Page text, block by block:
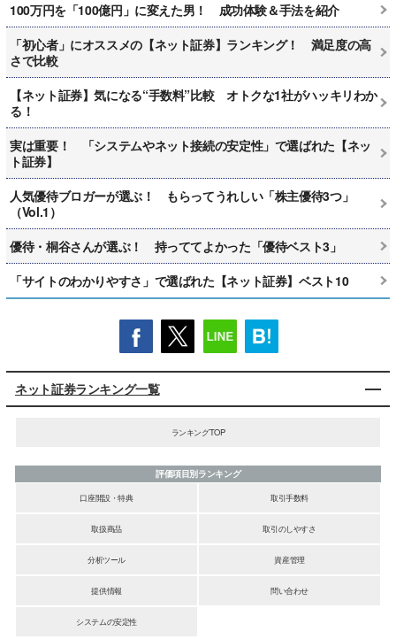
100万円を「100億円」に変えた男！ 成功体験＆手法を紹介
「初心者」にオススメの【ネット証券】ランキング！ 満足度の高
さで比較
【ネット証券】気になる“手数料”比較 オトクな1社がハッキリわか
る！
実は重要！ 「システムやネット接続の安定性」で選ばれた【ネッ
ト証券】
人気優待ブロガーが選ぶ！ もらってうれしい「株主優待3つ」
（Vol.1）
優待・桐谷さんが選ぶ！ 持っててよかった「優待ベスト3」
「サイトのわかりやすさ」で選ばれた【ネット証券】ベスト10
ネット証券ランキング一覧
ランキングTOP
評価項目別ランキング
口座開設・特典
取引手数料
取扱商品 取引のしやすさ
分析ツール 資産管理
提供情報 問い合わせ
システムの安定性